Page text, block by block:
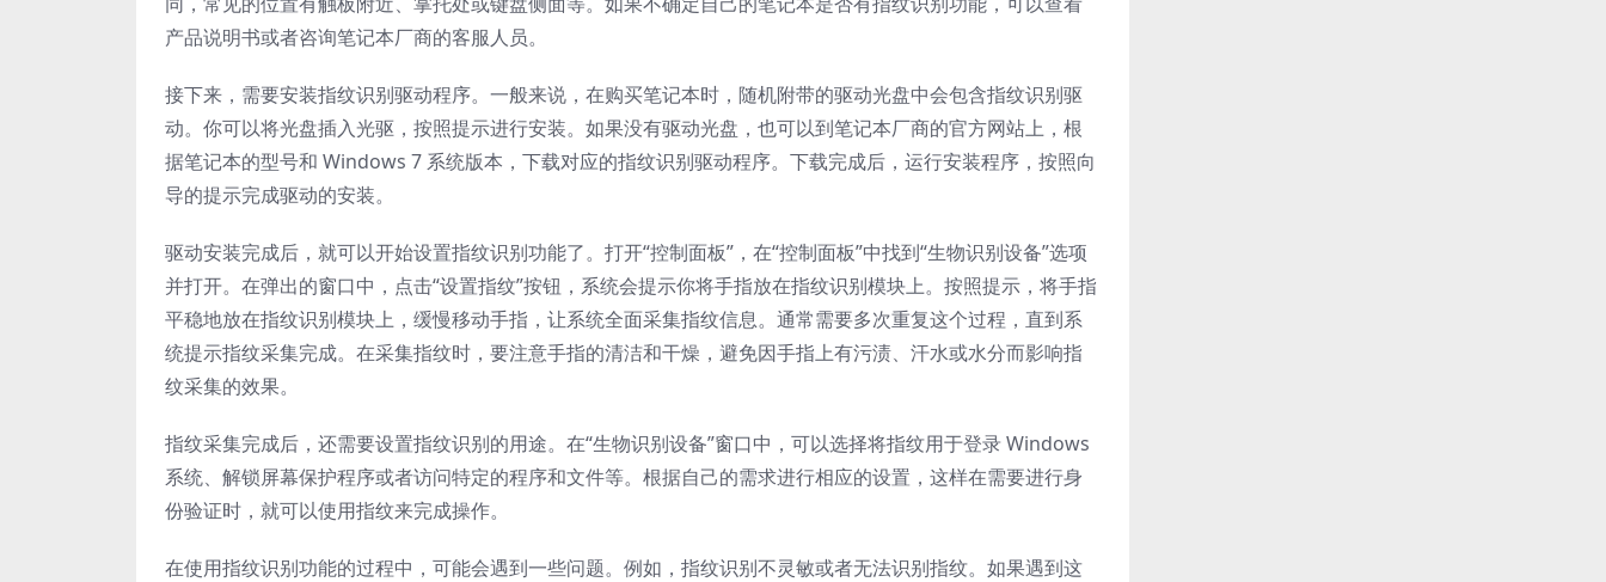
产品说明书或者咨询笔记本厂商的客服人员。
接下来，需要安装指纹识别驱动程序。一般来说，在购买笔记本时，随机附带的驱动光盘中会包含指纹识别驱
动。你可以将光盘插入光驱，按照提示进行安装。如果没有驱动光盘，也可以到笔记本厂商的官方网站上，根
据笔记本的型号和 Windows 7 系统版本，下载对应的指纹识别驱动程序。下载完成后，运行安装程序，按照向
导的提示完成驱动的安装。
驱动安装完成后，就可以开始设置指纹识别功能了。打开“控制面板”，在“控制面板”中找到“生物识别设备”选项
并打开。在弹出的窗口中，点击“设置指纹”按钮，系统会提示你将手指放在指纹识别模块上。按照提示，将手指
平稳地放在指纹识别模块上，缓慢移动手指，让系统全面采集指纹信息。通常需要多次重复这个过程，直到系
统提示指纹采集完成。在采集指纹时，要注意手指的清洁和干燥，避免因手指上有污渍、汗水或水分而影响指
纹采集的效果。
指纹采集完成后，还需要设置指纹识别的用途。在“生物识别设备”窗口中，可以选择将指纹用于登录 Windows
系统、解锁屏幕保护程序或者访问特定的程序和文件等。根据自己的需求进行相应的设置，这样在需要进行身
份验证时，就可以使用指纹来完成操作。
在使用指纹识别功能的过程中，可能会遇到一些问题。例如，指纹识别不灵敏或者无法识别指纹。如果遇到这